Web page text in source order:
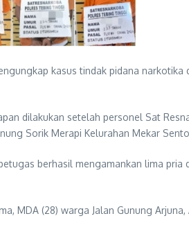
kasus tindak pidana narkotika
dilakukan setelah personel Sat
Sorik Merapi Kelurahan Mekar
berhasil mengamankan lima
MDA (28) warga Jalan Gunung